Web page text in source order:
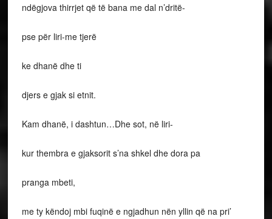
ndëgjova thirrjet që të bana me dal n’dritë-
pse për liri-me tjerë
ke dhanë dhe ti
djers e gjak si etnit.
Kam dhanë, i dashtun…Dhe sot, në liri-
kur thembra e gjaksorit s’na shkel dhe dora pa
pranga mbeti,
me ty këndoj mbi fuqinë e ngjadhun nën yllin që na pri’